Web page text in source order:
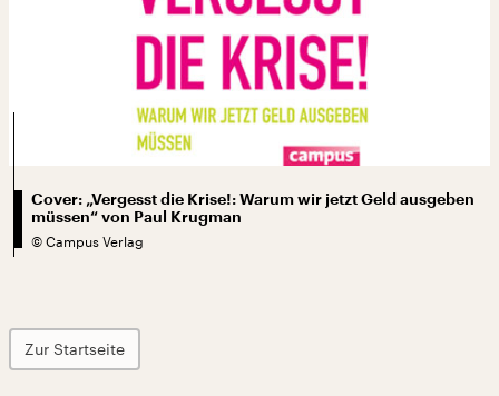
Cover: „Vergesst die Krise!: Warum wir jetzt Geld ausgeben
müssen“ von Paul Krugman
© Campus Verlag
Zur Startseite